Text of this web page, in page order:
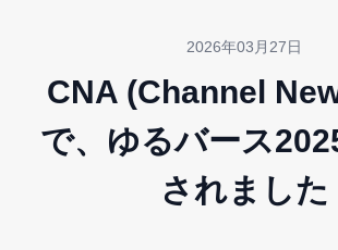
2026年03月27日
CNA (Channel
で、ゆるバース
されました